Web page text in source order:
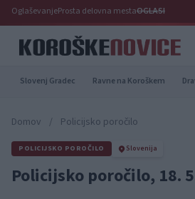
OglaševanjeProsta delovna mestaOGLASI
Slovenj Gradec Ravne na Koroškem
Domov / Policijsko poročilo
POLICIJSKO POROČILO Slovenija
Policijsko poročilo, 18.